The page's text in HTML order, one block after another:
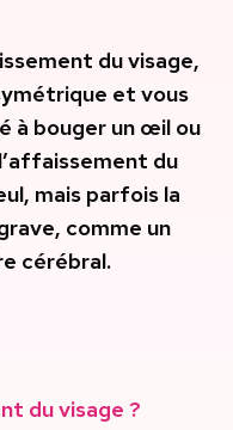
du visage,
et vous
à bouger un œil ou
du
mais parfois la
comme un
cérébral.
du visage ?